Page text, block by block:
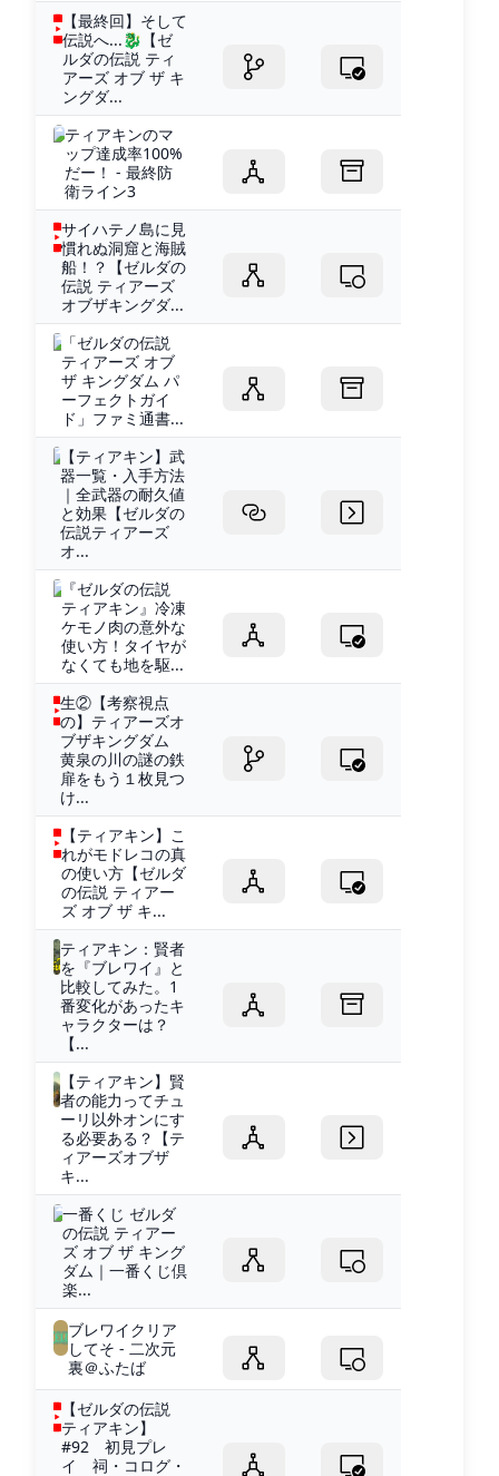
【最終回】そして
伝説へ...🐉【ゼ
ルダの伝説 ティ
アーズ オブ ザ キ
ングダ...
ティアキンのマ
ップ達成率100%
だー！ - 最終防
衛ライン3
サイハテノ島に見
慣れぬ洞窟と海賊
船！？【ゼルダの
伝説 ティアーズ
オブザキングダ...
「ゼルダの伝説
ティアーズ オブ
ザ キングダム パ
ーフェクトガイ
ド」ファミ通書...
【ティアキン】武
器一覧・入手方法
｜全武器の耐久値
と効果【ゼルダの
伝説ティアーズ
オ...
『ゼルダの伝説
ティアキン』冷凍
ケモノ肉の意外な
使い方！タイヤが
なくても地を駆...
生②【考察視点
の】ティアーズオ
ブザキングダム
黄泉の川の謎の鉄
扉をもう１枚見つ
け...
【ティアキン】こ
れがモドレコの真
の使い方【ゼルダ
の伝説 ティアー
ズ オブ ザ キ...
ティアキン：賢者
を『ブレワイ』と
比較してみた。1
番変化があったキ
ャラクターは？
【...
【ティアキン】賢
者の能力ってチュ
ーリ以外オンにす
る必要ある？【テ
ィアーズオブザ
キ...
一番くじ ゼルダ
の伝説 ティアー
ズ オブ ザ キング
ダム｜一番くじ倶
楽...
ブレワイクリア
してそ - 二次元
裏＠ふたば
【ゼルダの伝説
ティアキン】
#92 初見プレ
イ 祠・コログ・